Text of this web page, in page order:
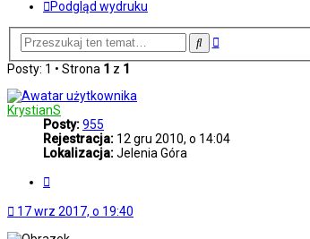
Podgląd wydruku
SzukajWyszukiwanie
Posty: 1 • Strona 1 z 1
KrystianS
Posty:955
Rejestracja: 12 gru 2010, o 14:04
Lokalizacja:Jelenia Góra
17 wrz 2017, o 19:40